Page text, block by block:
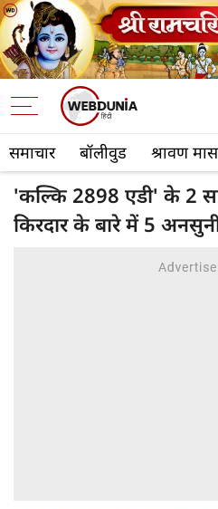
समाचार बॉलीवुड श्रावण
'कल्कि 2898 एडी' के 2
किरदार के बारे में 5